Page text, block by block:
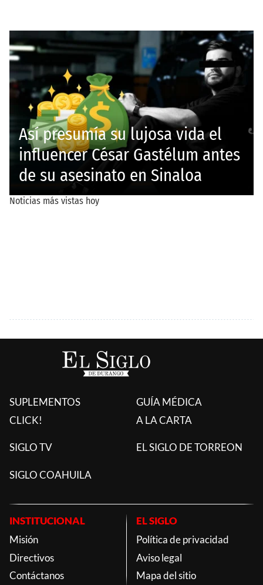
SUPLEMENTOS
CLICK!
GUÍA MÉDICA
A LA CARTA
SIGLO TV EL SIGLO DE TORREON
SIGLO COAHUILA
INSTITUCIONAL
Misión
Directivos
Contáctanos
EL SIGLO
Política de privacidad
Aviso legal
Mapa del sitio